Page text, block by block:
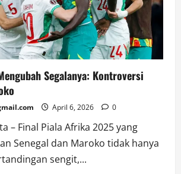
Segalanya: Kontroversi
April 6, 2026 0
– Final Piala Afrika 2025 yang
Senegal dan Maroko tidak hanya
sengit,...